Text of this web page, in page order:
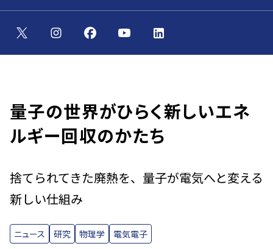
量子の世界がひらく新しいエネ
ルギー回収のかたち
捨てられてきた廃熱を、量子が電気へと変える
新しい仕組み
ニュース 研究 物理学 電気電子